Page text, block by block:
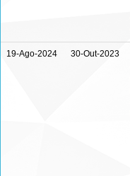
19-Ago-2024 30-Out-2023